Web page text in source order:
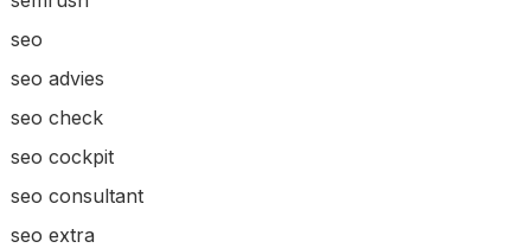
seo
seo advies
seo check
seo cockpit
seo consultant
seo extra